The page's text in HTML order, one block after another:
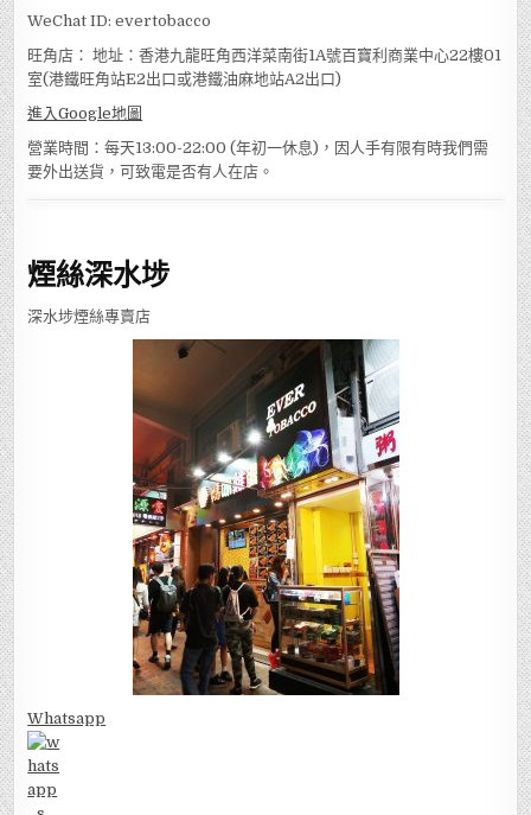
WeChat ID: evertobacco
旺角店： 地址：香港九龍旺角西洋菜南街1A號百寶利商業中心22樓01
室(港鐵旺角站E2出口或港鐵油麻地站A2出口)
進入Google地圖
營業時間：每天13:00-22:00 (年初一休息)，因人手有限有時我們需
要外出送貨，可致電是否有人在店。
煙絲深水埗
深水埗煙絲專賣店
Whatsapp